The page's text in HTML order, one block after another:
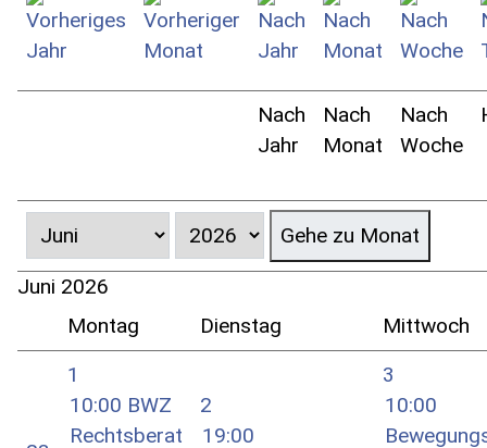
Nach
Jahr
Nach
Monat
Nach
Woche
Gehe zu Monat
Juni 2026
Montag
Dienstag Mittwoch
1
10:00 BWZ
Rechtsberat
2
19:00
3
10:00